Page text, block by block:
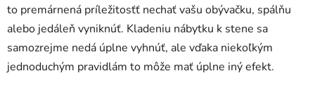
to premárnená príležitosťť nechať vašu obývačku, spálňu
alebo jedáleň vyniknúť. Kladeniu nábytku k stene sa
samozrejme nedá úplne vyhnúť, ale vďaka niekoľkým
jednoduchým pravidlám to môže mať úplne iný efekt.